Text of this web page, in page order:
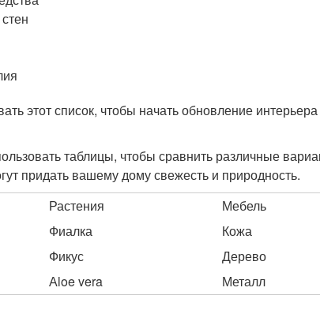
этот список, чтобы начать обновление
таблицы, чтобы сравнить различные
придать вашему дому свежесть и природность.
Растения Мебель
Фиалка Кожа
Фикус Дерево
Аloe vera Металл